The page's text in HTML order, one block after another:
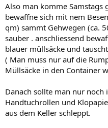
Also man komme Samstags
bewaffne sich mit nem
qm) sammt Gehwegen (ca.
sauber . anschliessend
blauer müllsäcke und
( Man muss nur auf die
Müllsäcke in den Container
Danach sollte man nur noch
Handtuchrollen und
aus dem Keller schleppt.